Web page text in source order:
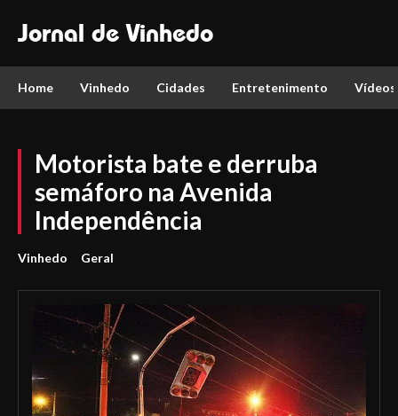
Jornal de Vinhedo
Home Vinhedo Cidades Entretenimento Vídeos
Motorista bate e derruba
semáforo na Avenida
Independência
Vinhedo Geral